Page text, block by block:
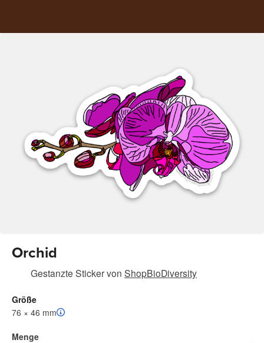
Orchid
Gestanzte Stickervon ShopBioDiversity
Größe
76 × 46 mm
Menge